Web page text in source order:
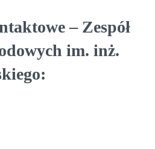
– Zespół
im. inż.